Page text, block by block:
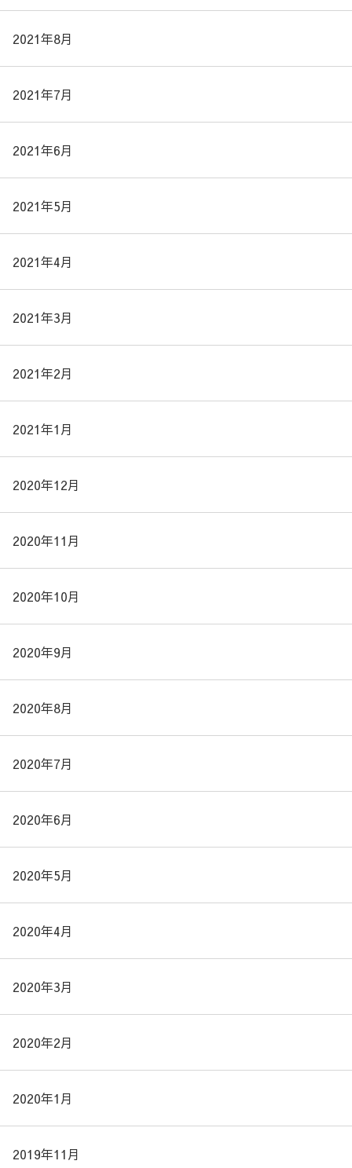
2021年8月
2021年7月
2021年6月
2021年5月
2021年4月
2021年3月
2021年2月
2021年1月
2020年12月
2020年11月
2020年10月
2020年9月
2020年8月
2020年7月
2020年6月
2020年5月
2020年4月
2020年3月
2020年2月
2020年1月
2019年11月